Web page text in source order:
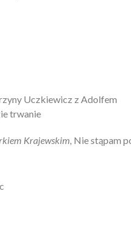
Uczkiewicz z Adolfem
trwanie
Krajewskim, Nie stąpam